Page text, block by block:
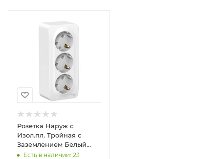
Розетка Наруж с
Изол.пл. Тройная с
Заземлением Белый
IP20 16А 250В BLANCA
Есть в наличии: 23